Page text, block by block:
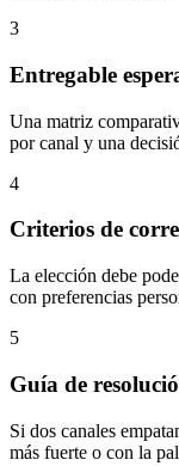
3
Entregable
Una matriz
por canal y una
4
Criterios de
La elección debe
con preferencias
5
Guía de
Si dos canales
más fuerte o con la